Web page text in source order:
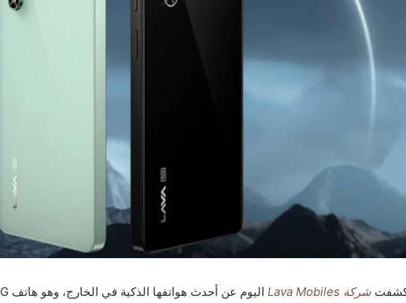
شركة Lava Mobiles